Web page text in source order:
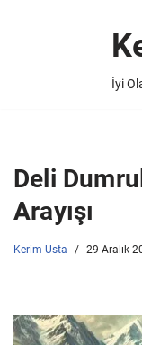
İyi
Deli
Arayışı
Kerim Usta 29 Aralık